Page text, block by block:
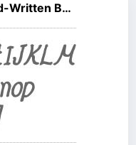
CRU-Nonthawat-Hand-Written Bold-Italic